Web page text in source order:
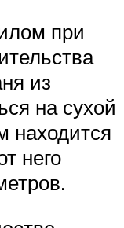
при
из
на сухой
находится
него